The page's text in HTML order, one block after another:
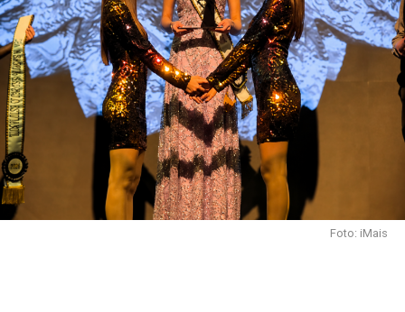
Foto: iMais